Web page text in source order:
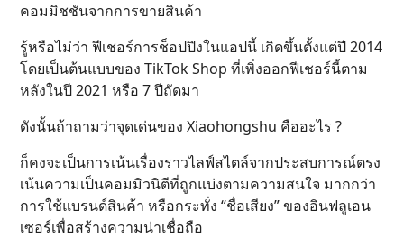
คอมมิชชันจากการขายสินค้า
รู้หรือไม่ว่า ฟีเชอร์การช็อปปิงในแอปนี้ เกิดขึ้นตั้งแต่ปี 2014
โดยเป็นต้นแบบของ TikTok Shop ที่เพิ่งออกฟีเชอร์นี้ตาม
หลังในปี 2021 หรือ 7 ปีถัดมา
ดังนั้นถ้าถามว่าจุดเด่นของ Xiaohongshu คืออะไร ?
ก็คงจะเป็นการเน้นเรื่องราวไลฟ์สไตล์จากประสบการณ์ตรง
เน้นความเป็นคอมมิวนิตีที่ถูกแบ่งตามความสนใจ มากกว่า
การใช้แบรนด์สินค้า หรือกระทั่ง “ชื่อเสียง” ของอินฟลูเอน
เซอร์เพื่อสร้างความน่าเชื่อถือ